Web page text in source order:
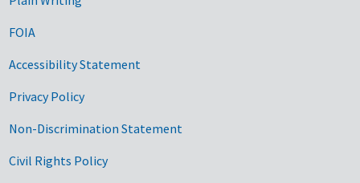
FOIA
Accessibility Statement
Privacy Policy
Non-Discrimination Statement
Civil Rights Policy